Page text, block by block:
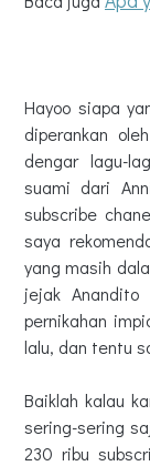
Hayoo siapa
diperankan
dengar lagu-
suami dari
subscribe
saya
yang masih
jejak Anandito
pernikahan
lalu, dan tentu
Baiklah kalau
sering-sering
230 ribu